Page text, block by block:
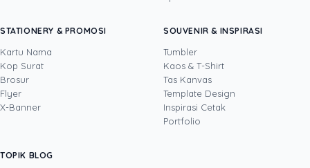
Video Editor yang berfokus pada pembuatan
konten digital kreatif untuk media sosial dan
kebutuhan pemasaran. Di Uprint.id, ia
memproduksi video, fotografi produk, dan
konten visual seputar dunia percetakan, mulai
dari kemasan, stiker, dan banner hingga
merchandise, sambil terus mengembangkan
Lihat semua penulis
STATIONERY & PROMOSI
Kartu Nama
Kop Surat
Brosur
Flyer
X-Banner
SOUVENIR & INSPIRASI
Tumbler
Kaos & T-Shirt
Tas Kanvas
Template Design
Inspirasi Cetak
Portfolio
TOPIK BLOG